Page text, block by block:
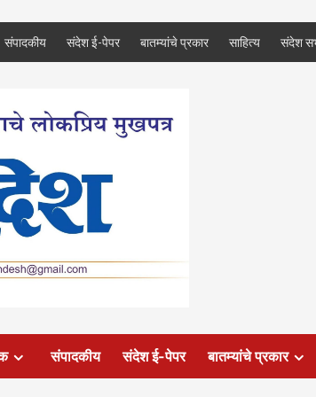
संपादकीय संदेश ई-पेपर बातम्यांचे प्रकार साहित्य संदेश
संपादकीय संदेश ई-पेपर बातम्यांचे प्रकार